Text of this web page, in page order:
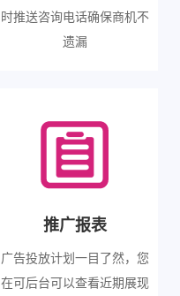
时推送咨询电话确保商机不
遗漏
推广报表
广告投放计划一目了然，您
在可后台可以查看近期展现